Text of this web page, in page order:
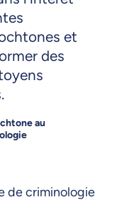
et
des
au
de criminologie